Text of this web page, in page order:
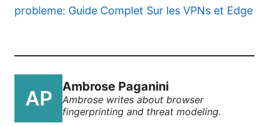
probleme: Guide Complet Sur les VPNs et Edge
Ambrose Paganini
Ambrose writes about browser
fingerprinting and threat modeling.